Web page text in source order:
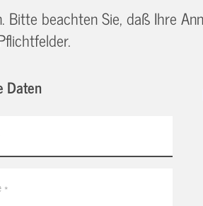
Bitte beachten Sie, daß Ihre
Daten